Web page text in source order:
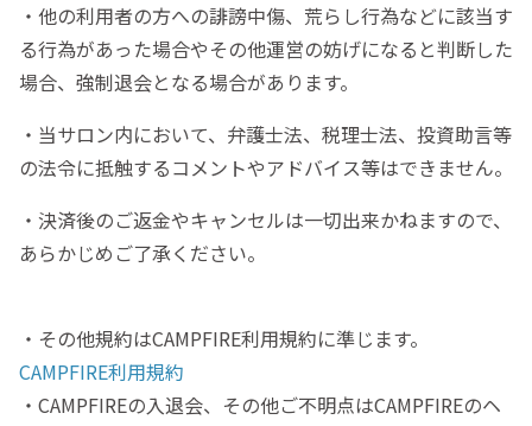
・他の利用者の方への誹謗中傷、荒らし行為などに該当す
る行為があった場合やその他運営の妨げになると判断した
場合、強制退会となる場合があります。
・当サロン内において、弁護士法、税理士法、投資助言等
の法令に抵触するコメントやアドバイス等はできません。
・決済後のご返金やキャンセルは一切出来かねますので、
あらかじめご了承ください。
・その他規約はCAMPFIRE利用規約に準じます。
CAMPFIRE利用規約
・CAMPFIREの入退会、その他ご不明点はCAMPFIREのヘ